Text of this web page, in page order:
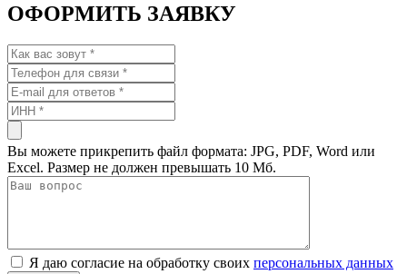
ОФОРМИТЬ ЗАЯВКУ
Вы можете прикрепить файл формата: JPG, PDF, Word или
Excel. Размер не должен превышать 10 Мб.
Я даю согласие на обработку своих персональных данных